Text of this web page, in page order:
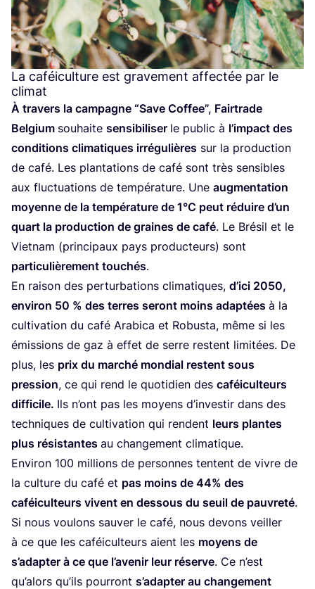
La caféiculture est gravement affectée par le
climat
À tra­vers la cam­pagne “Save Cof­fee”, Fair­trade
Bel­gium sou­haite sen­si­bi­li­ser le public à l’im­pact des
condi­tions cli­ma­tiques irré­gu­lières sur la pro­duc­tion
de café. Les plan­ta­tions de café sont très sen­sibles
aux fluc­tua­tions de tem­pé­ra­ture. Une aug­men­ta­tion
moyenne de la tem­pé­ra­ture de 1°C peut réduire d’un
quart la pro­duc­tion de graines de café. Le Bré­sil et le
Viet­nam (prin­ci­paux pays pro­duc­teurs) sont
par­ti­cu­liè­re­ment tou­chés.
En rai­son des per­tur­ba­tions cli­ma­tiques, d’i­ci 2050,
envi­ron 50 % des terres seront moins adap­tées à la
culti­va­tion du café Ara­bi­ca et Robus­ta, même si les
émis­sions de gaz à effet de serre res­tent limi­tées. De
plus, les prix du mar­ché mon­dial res­tent sous
pres­sion, ce qui rend le quo­ti­dien des caféi­cul­teurs
dif­fi­cile. Ils n’ont pas les moyens d’investir dans des
tech­niques de culti­va­tion qui rendent leurs plantes
plus résis­tantes au chan­ge­ment climatique.
Envi­ron 100 mil­lions de per­sonnes tentent de vivre de
la culture du café et pas moins de 44% des
caféi­cul­teurs vivent en des­sous du seuil de pau­vre­té.
Si nous vou­lons sau­ver le café, nous devons veiller
à ce que les caféi­cul­teurs aient les moyens de
s’a­dap­ter à ce que l’a­ve­nir leur réserve. Ce n’est
qu’a­lors qu’ils pour­ront s’a­dap­ter au chan­ge­ment